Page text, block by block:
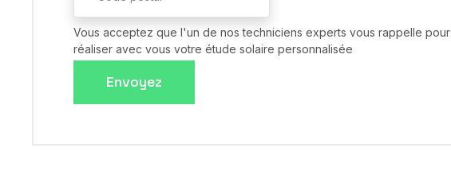
Vous acceptez que l'un de nos techniciens experts vous rappelle pour
réaliser avec vous votre étude solaire personnalisée
Envoyez